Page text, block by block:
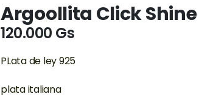
Argoollita Click Shine
120.000 Gs
PLata de ley 925
plata italiana